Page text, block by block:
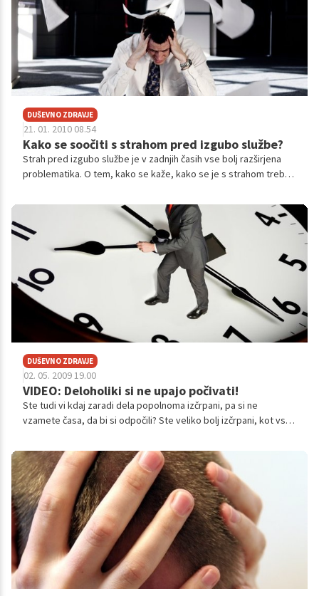
DUŠEVNO ZDRAVJE
21. 01. 2010 08.54
Kako se soočiti s strahom pred izgubo službe?
Strah pred izgubo službe je v zadnjih časih vse bolj razširjena
problematika. O tem, kako se kaže, kako se je s strahom treba
s psihologinjo Andrejo Pšeničny.
DUŠEVNO ZDRAVJE
02. 05. 2009 19.00
VIDEO: Deloholiki si ne upajo počivati!
Ste tudi vi kdaj zaradi dela popolnoma izčrpani, pa si ne
vzamete časa, da bi si odpočili? Ste veliko bolj izčrpani, kot vsi
ki je lahko celo smrtno nevarna.